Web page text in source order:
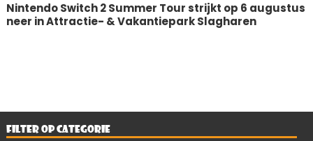
Nintendo Switch 2 Summer Tour strijkt op 6 augustus
neer in Attractie- & Vakantiepark Slagharen
FILTER OP CATEGORIE